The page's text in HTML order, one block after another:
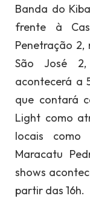
Banda do
frente à
Penetração 2,
São José
acontecerá a
que contará
Light como
locais como
Maracatu
shows
partir das 16h.